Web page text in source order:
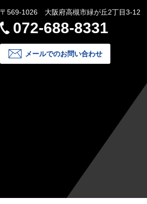
〒569-1026 大阪府高槻市緑が丘2丁目3-12
072-688-8331
メールでのお問い合わせ